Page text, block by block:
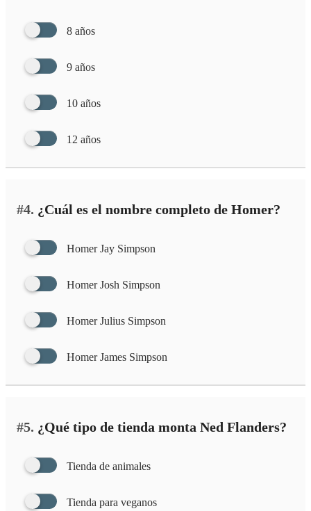
8 años
9 años
10 años
12 años
#4. ¿Cuál es el nombre completo de Homer?
Homer Jay Simpson
Homer Josh Simpson
Homer Julius Simpson
Homer James Simpson
#5. ¿Qué tipo de tienda monta Ned Flanders?
Tienda de animales
Tienda para veganos